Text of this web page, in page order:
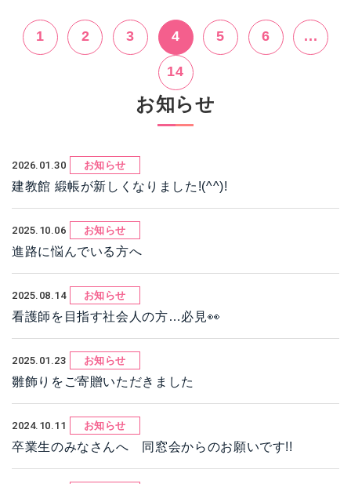
1 2 3 4 5 6 ...
14
お知らせ
2026.01.30 お知らせ
建教館 緞帳が新しくなりました!(^^)!
2025.10.06 お知らせ
進路に悩んでいる方へ
2025.08.14 お知らせ
看護師を目指す社会人の方…必見👀
2025.01.23 お知らせ
雛飾りをご寄贈いただきました
2024.10.11 お知らせ
卒業生のみなさんへ 同窓会からのお願いです!!